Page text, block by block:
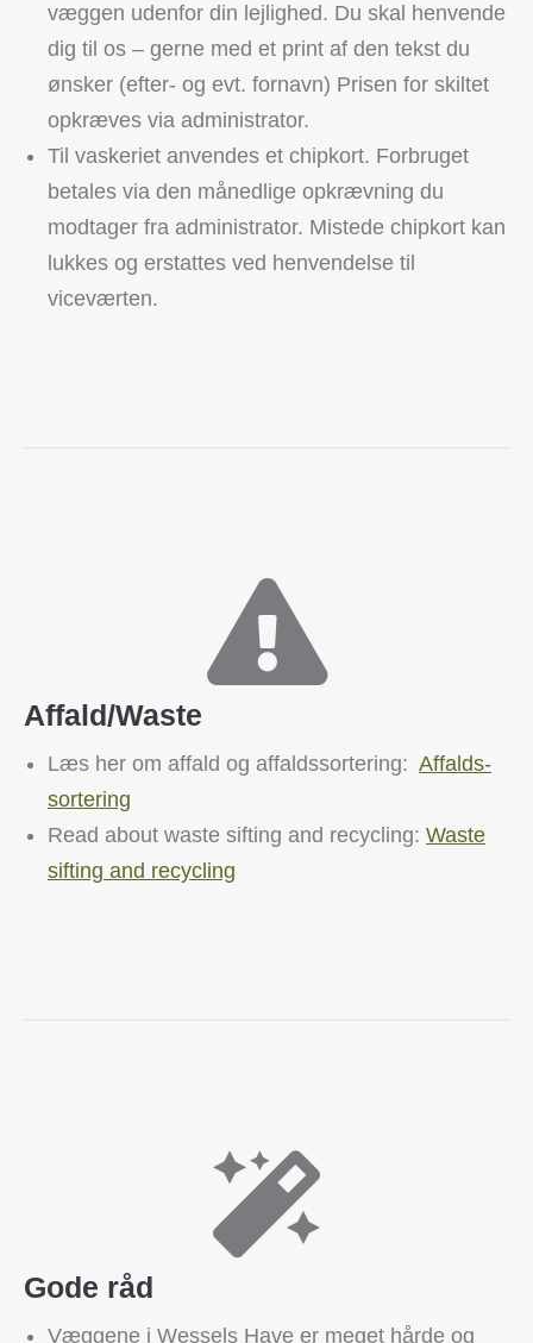
væggen udenfor din lejlighed. Du skal henvende
dig til os – gerne med et print af den tekst du
ønsker (efter- og evt. fornavn) Prisen for skiltet
opkræves via administrator.
Til vaskeriet anvendes et chipkort. Forbruget
betales via den månedlige opkrævning du
modtager fra administrator. Mistede chipkort kan
lukkes og erstattes ved henvendelse til
viceværten.
Affald/Waste
Læs her om affald og affaldssortering: Affalds-
sortering
Read about waste sifting and recycling: Waste
sifting and recycling
Gode råd
Væggene i Wessels Have er meget hårde og